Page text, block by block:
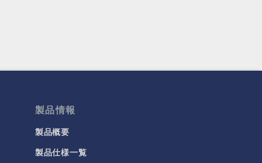
製品情報
製品概要
製品仕様一覧